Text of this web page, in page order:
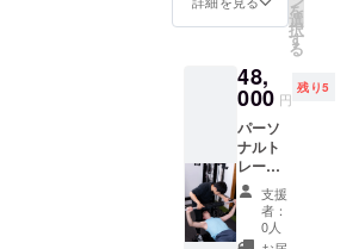
ており
ます。
ご利用
可能期
間:2022
年1月4
日〜
2022年
3月31日
ウド
ファン
グ限定
価格に
なって
おりま
す！
ウェ
ア・
シュー
ズ等の
レンタ
を
選
択
す
る
48,
000 円
残り5
パーソ
ナルト
レーニ
ング60
分×8回
コース
4回コー
支援
者：
0人